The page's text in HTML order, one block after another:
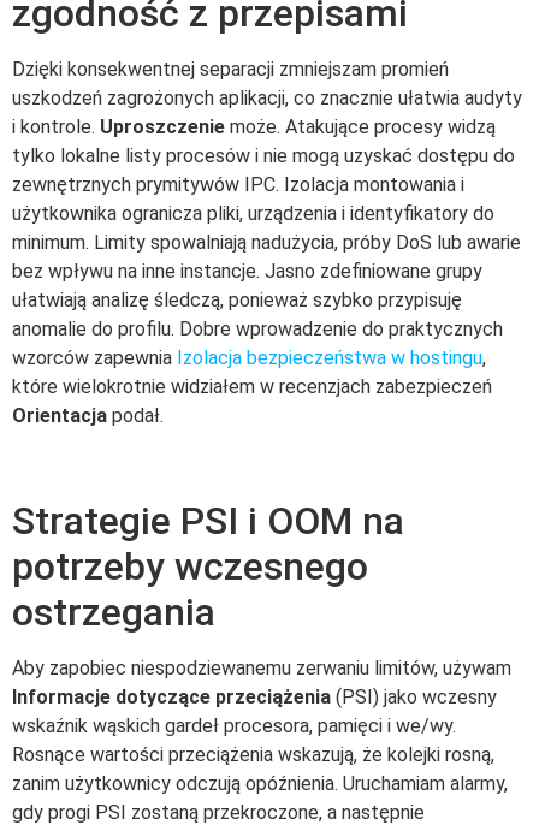
zgodność z przepisami
Dzięki konsekwentnej separacji zmniejszam promień
uszkodzeń zagrożonych aplikacji, co znacznie ułatwia audyty
i kontrole. Uproszczenie może. Atakujące procesy widzą
tylko lokalne listy procesów i nie mogą uzyskać dostępu do
zewnętrznych prymitywów IPC. Izolacja montowania i
użytkownika ogranicza pliki, urządzenia i identyfikatory do
minimum. Limity spowalniają nadużycia, próby DoS lub awarie
bez wpływu na inne instancje. Jasno zdefiniowane grupy
ułatwiają analizę śledczą, ponieważ szybko przypisuję
anomalie do profilu. Dobre wprowadzenie do praktycznych
wzorców zapewnia Izolacja bezpieczeństwa w hostingu,
które wielokrotnie widziałem w recenzjach zabezpieczeń
Orientacja podał.
Strategie PSI i OOM na
potrzeby wczesnego
ostrzegania
Aby zapobiec niespodziewanemu zerwaniu limitów, używam
Informacje dotyczące przeciążenia (PSI) jako wczesny
wskaźnik wąskich gardeł procesora, pamięci i we/wy.
Rosnące wartości przeciążenia wskazują, że kolejki rosną,
zanim użytkownicy odczują opóźnienia. Uruchamiam alarmy,
gdy progi PSI zostaną przekroczone, a następnie